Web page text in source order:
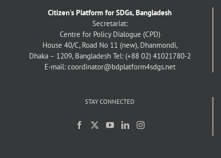
Citizen's Platform for SDGs, Bangladesh
Secretariat:
Centre for Policy Dialogue (CPD)
House 40/C, Road No 11 (new), Dhanmondi,
Dhaka – 1209, Bangladesh Tel: (+88 02) 41021780-2
E-mail: coordinator@bdplatform4sdgs.net
STAY CONNECTED